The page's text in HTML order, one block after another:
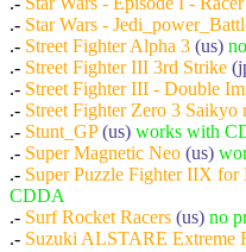
.- Star Wars -
.- Street Fighter Alpha 3 (us)
.- Street Fighter III 3rd Strike
.- Street Fighter III - Double
.- Street Fighter Zero 3 Saikyo
.- Stunt_GP (us) works with
.- Super Magnetic Neo (us)
.- Super Puzzle Fighter IIX for
CDDA
.- Surf Rocket Racers (us) no
.- Suzuki ALSTARE Extreme